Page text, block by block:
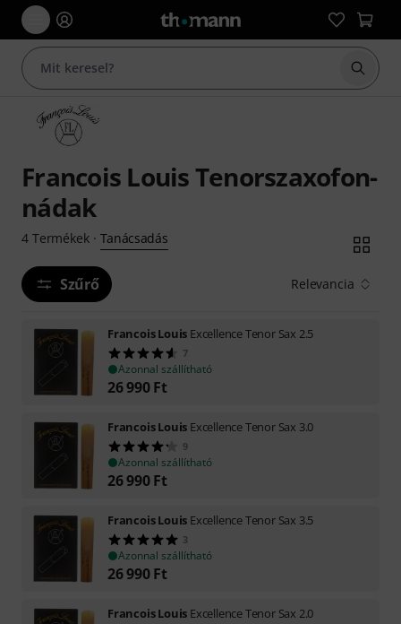
Francois Louis Tenorszaxofon-
nádak
4 Termékek· Tanácsadás
Szűrő Relevancia
Francois Louis Excellence Tenor Sax 2.5
7
Azonnal szállítható
26 990 Ft
Francois Louis Excellence Tenor Sax 3.0
9
Azonnal szállítható
26 990 Ft
Francois Louis Excellence Tenor Sax 3.5
3
Azonnal szállítható
26 990 Ft
Francois Louis Excellence Tenor Sax 2.0